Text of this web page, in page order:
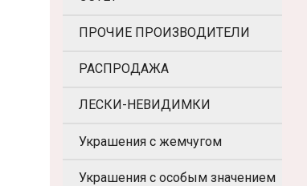
ПРОЧИЕ ПРОИЗВОДИТЕЛИ
РАСПРОДАЖА
ЛЕСКИ-НЕВИДИМКИ
Украшения с жемчугом
Украшения с особым значением